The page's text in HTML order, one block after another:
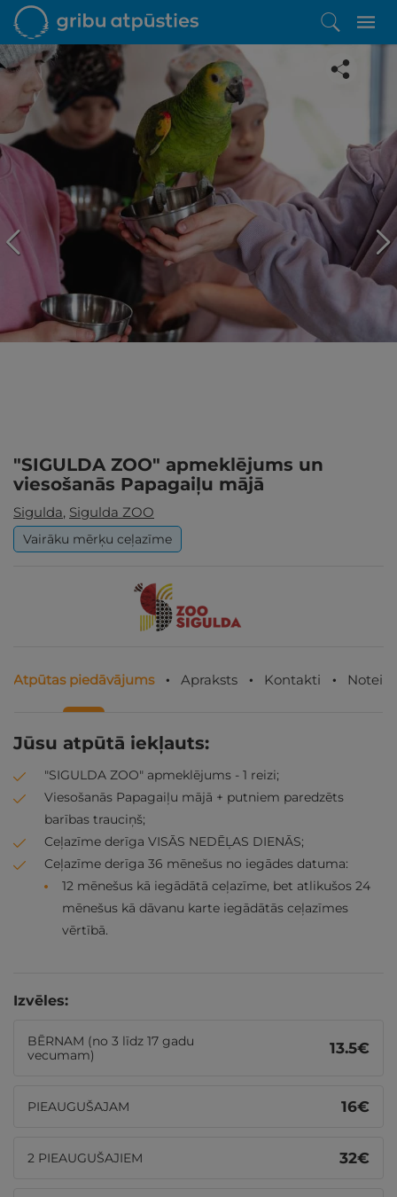
Iepatikās šis piedāvājums?
Līdz brīnišķīgai atpūtai atlikuši tikai daži soļi
PĒRKU
"SIGULDA ZOO" apmeklējums un
viesošanās Papagaiļu mājā
Sigulda, Sigulda ZOO
Vairāku mērķu ceļazīme
Atpūtas piedāvājums Apraksts Kontakti
Jūsu atpūtā iekļauts:
"SIGULDA ZOO" apmeklējums - 1 reizi;
Viesošanās Papagaiļu mājā + putniem paredzēts
barības trauciņš;
Ceļazīme derīga VISĀS NEDĒĻAS DIENĀS;
Ceļazīme derīga 36 mēnešus no iegādes datuma:
12 mēnešus kā iegādātā ceļazīme, bet atlikušos 24
mēnešus kā dāvanu karte iegādātās ceļazīmes
vērtībā.
Izvēles:
BĒRNAM (no 3 līdz 17 gadu
vecumam)
13.5€
PIEAUGUŠAJAM 16€
2 PIEAUGUŠAJIEM 32€